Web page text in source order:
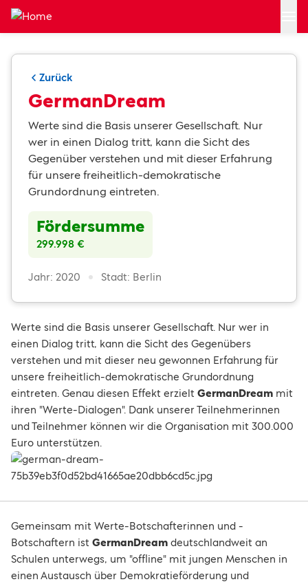
Zum Hauptinhalt springen
Zurück
GermanDream
Werte sind die Basis unserer Gesellschaft. Nur
wer in einen Dialog tritt, kann die Sicht des
Gegenüber verstehen und mit dieser Erfahrung
für unsere freiheitlich-demokratische
Grundordnung eintreten.
Fördersumme
299.998 €
Jahr: 2020 Stadt: Berlin
Werte sind die Basis unserer Gesellschaft. Nur wer in
einen Dialog tritt, kann die Sicht des Gegenübers
verstehen und mit dieser neu gewonnen Erfahrung für
unsere freiheitlich-demokratische Grundordnung
eintreten. Genau diesen Effekt erzielt GermanDream mit
ihren "Werte-Dialogen". Dank unserer Teilnehmerinnen
und Teilnehmer können wir die Organisation mit 300.000
Euro unterstützen.
Gemeinsam mit Werte-Botschafterinnen und -
Botschaftern ist GermanDream deutschlandweit an
Schulen unterwegs, um "offline" mit jungen Menschen in
einen Austausch über Demokratieförderung und